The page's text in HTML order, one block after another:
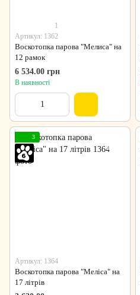
1
Артикул: 1362
Воскотопка парова "Мелиса" на
12 рамок
6 534.00 грн
В наявності
3
Артикул: 1364
Воскотопка парова "Меліса" на
17 літрів